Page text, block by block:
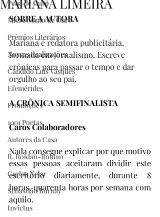
Pena de Ouro
MicroConto de Ouro
Prêmios Literários
Nossas Realizações
Cândido Luís Vasques
Efemérides
Promoções
1001 Poetas
Autores da Casa
R. Roldan-Roldan
Carlos Nejar
Sebastião Burnay
Invictus
SOBRE A AUTORA
Mariana é redatora publicitária,
formada em jornalismo. Escreve
crônicas para passar o tempo e dar
orgulho ao seu pai.
A CRÔNICA SEMIFINALISTA
Caros Colaboradores
Nada consegue explicar por que motivo
essas pessoas aceitaram dividir este
escritório diariamente, durante 8
horas, quarenta horas por semana com
aquilo.